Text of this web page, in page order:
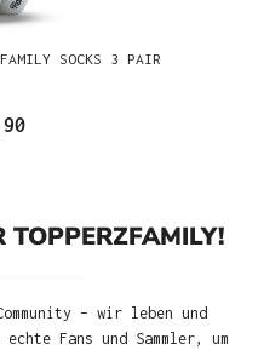
SOCKS 3 PAIR
TOPPERZFAMILY!
– wir leben und
Fans und Sammler, um